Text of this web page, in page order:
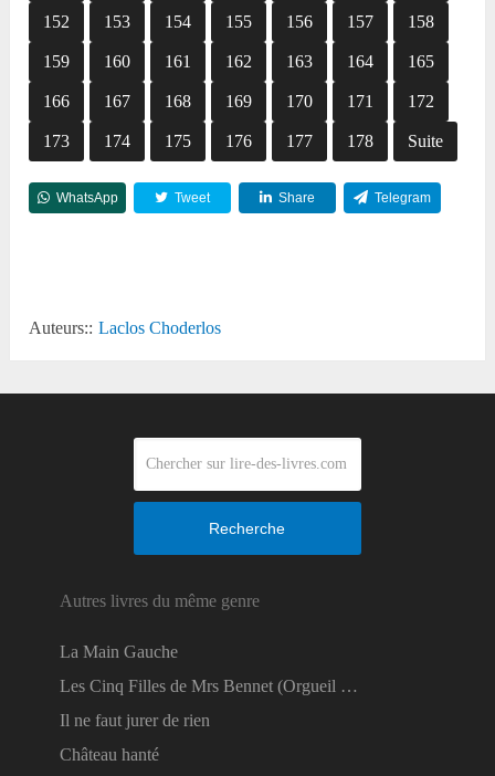
152 153 154 155 156 157 158
159 160 161 162 163 164 165
166 167 168 169 170 171 172
173 174 175 176 177 178 Suite
WhatsApp Tweet Share Telegram
Auteurs:: Laclos Choderlos
Recherche
Autres livres du même genre
La Main Gauche
Les Cinq Filles de Mrs Bennet (Orgueil …
Il ne faut jurer de rien
Château hanté